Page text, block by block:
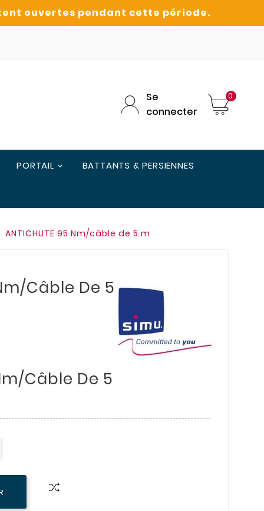
Se
connecter
0
PORTAIL BATTANTS & PERSIENNES
ANTICHUTE 95 Nm/câble de 5 m
câble De 5
câble De 5